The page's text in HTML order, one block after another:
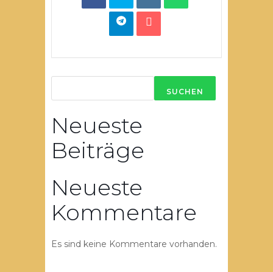
SUCHEN
Neueste
Beiträge
Neueste
Kommentare
Es sind keine Kommentare vorhanden.